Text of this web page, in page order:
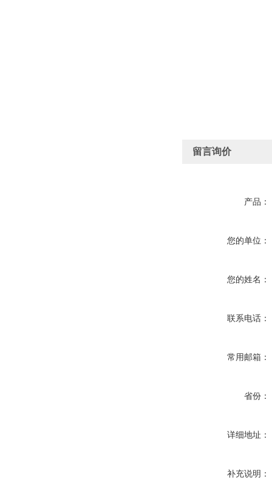
留言询价
产品：
您的单位：
您的姓名：
联系电话：
常用邮箱：
省份：
详细地址：
补充说明：